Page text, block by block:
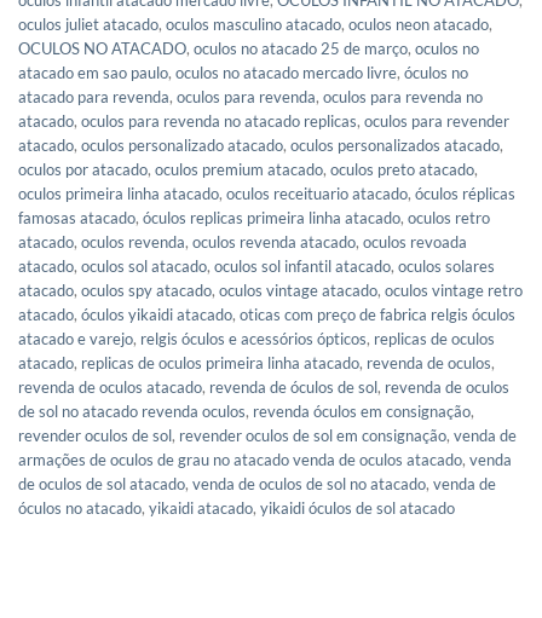
oculos juliet atacado, oculos masculino atacado, oculos neon atacado,
OCULOS NO ATACADO, oculos no atacado 25 de março, oculos no
atacado em sao paulo, oculos no atacado mercado livre, óculos no
atacado para revenda, oculos para revenda, oculos para revenda no
atacado, oculos para revenda no atacado replicas, oculos para revender
atacado, oculos personalizado atacado, oculos personalizados atacado,
oculos por atacado, oculos premium atacado, oculos preto atacado,
oculos primeira linha atacado, oculos receituario atacado, óculos réplicas
famosas atacado, óculos replicas primeira linha atacado, oculos retro
atacado, oculos revenda, oculos revenda atacado, oculos revoada
atacado, oculos sol atacado, oculos sol infantil atacado, oculos solares
atacado, oculos spy atacado, oculos vintage atacado, oculos vintage retro
atacado, óculos yikaidi atacado, oticas com preço de fabrica relgis óculos
atacado e varejo, relgis óculos e acessórios ópticos, replicas de oculos
atacado, replicas de oculos primeira linha atacado, revenda de oculos,
revenda de oculos atacado, revenda de óculos de sol, revenda de oculos
de sol no atacado revenda oculos, revenda óculos em consignação,
revender oculos de sol, revender oculos de sol em consignação, venda de
armações de oculos de grau no atacado venda de oculos atacado, venda
de oculos de sol atacado, venda de oculos de sol no atacado, venda de
óculos no atacado, yikaidi atacado, yikaidi óculos de sol atacado